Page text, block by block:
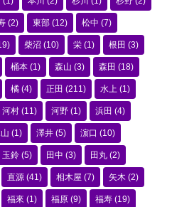
(2) 東部 (12) 松中 (7)
柴沼 (10) 栄 (1) 根田 (3)
桶本 (1) 森山 (3) 森田 (18)
橘 (4) 正田 (211) 水上 (1)
河村 (11) 河野 (1) 浜田 (4)
(1) 澤井 (5) 濵口 (10)
玉鈴 (5) 田中 (3) 田丸 (2)
直源 (41) 相木屋 (7) 矢木 (2)
福來 (1) 福原 (9) 福寿 (19)